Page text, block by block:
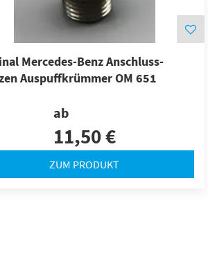
Mercedes-Benz Anschluss-
Auspuffkrümmer OM 651
ab
11,50 €
ZUM PRODUKT